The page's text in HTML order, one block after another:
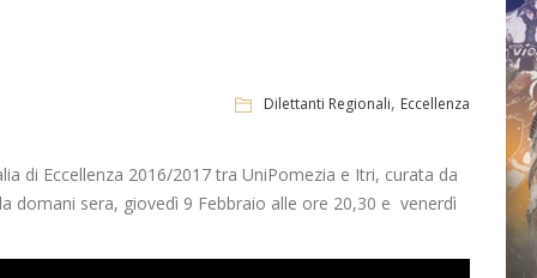
Dilettanti Regionali, Eccellenza
di Eccellenza 2016/2017 tra UniPomezia e Itri, curata da
domani sera, giovedì 9 Febbraio alle ore 20,30 e venerdì